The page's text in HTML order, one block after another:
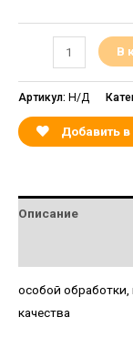
В
Артикул: Н/Д
Добавить
Описание
особой
качества